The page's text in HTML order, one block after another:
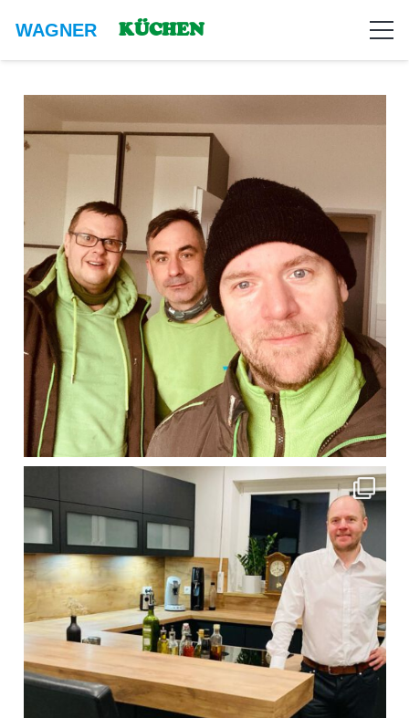
WAGNER KÜCHEN